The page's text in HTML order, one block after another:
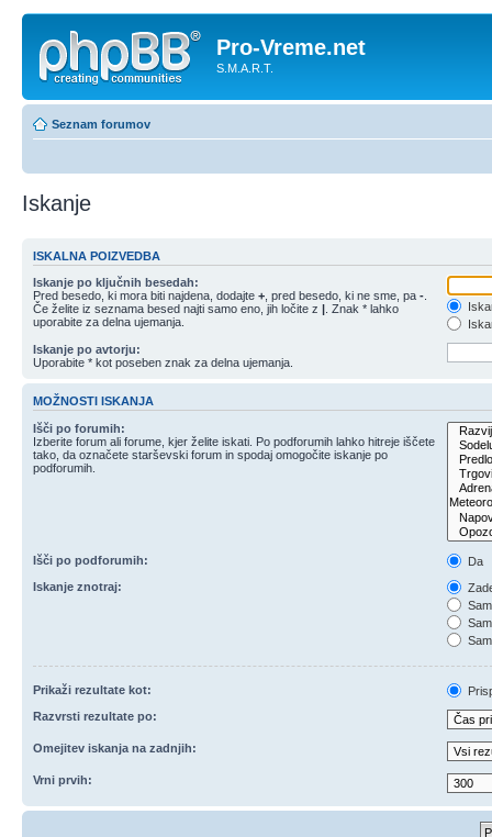
Pro-Vreme.net
S.M.A.R.T.
Seznam forumov
Iskanje
ISKALNA POIZVEDBA
Iskanje po ključnih besedah:
Pred besedo, ki mora biti najdena, dodajte + , pred besedo, ki ne sme, pa -
Če želite iz seznama besed najti samo eno, jih ločite z | . Znak * lahko
uporabite za delna ujemanja.
Iskanje po avtorju:
Uporabite * kot poseben znak za delna ujemanja.
MOŽNOSTI ISKANJA
Išči po forumih:
Izberite forum ali forume, kjer želite iskati. Po podforumih lahko hitreje iščete
tako, da označete starševski forum in spodaj omogočite iskanje po
podforumih.
Išči po podforumih:
Da
Iskanje znotraj:
Prikaži rezultate kot:
Razvrsti rezultate po:
Omejitev iskanja na zadnjih:
Vrni prvih: